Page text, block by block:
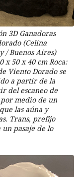
3D Ganadoras
(Celina
/ Buenos Aires)
x 50 x 40 cm Roca:
Viento Dorado se
a partir de la
del escaneo de
medio de un
las aúna y
Trans, prefijo
pasaje de lo